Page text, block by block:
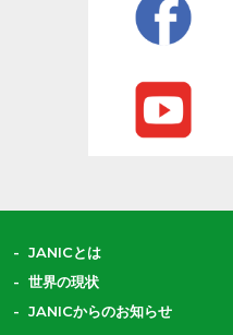
JANICとは
世界の現状
JANICからのお知らせ